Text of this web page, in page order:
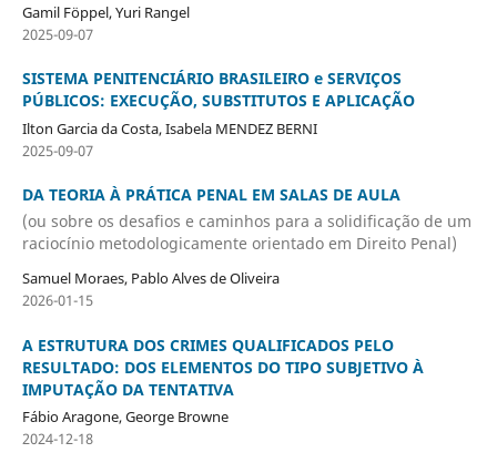
Gamil Föppel, Yuri Rangel
2025-09-07
SISTEMA PENITENCIÁRIO BRASILEIRO e SERVIÇOS
PÚBLICOS: EXECUÇÃO, SUBSTITUTOS E APLICAÇÃO
Ilton Garcia da Costa, Isabela MENDEZ BERNI
2025-09-07
DA TEORIA À PRÁTICA PENAL EM SALAS DE AULA
(ou sobre os desafios e caminhos para a solidificação de um
raciocínio metodologicamente orientado em Direito Penal)
Samuel Moraes, Pablo Alves de Oliveira
2026-01-15
A ESTRUTURA DOS CRIMES QUALIFICADOS PELO
RESULTADO: DOS ELEMENTOS DO TIPO SUBJETIVO À
IMPUTAÇÃO DA TENTATIVA
Fábio Aragone, George Browne
2024-12-18